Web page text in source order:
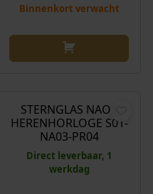
Binnenkort verwacht
STERNGLAS NAOS
HERENHORLOGE S01-
NA03-PR04
Direct leverbaar, 1
werkdag